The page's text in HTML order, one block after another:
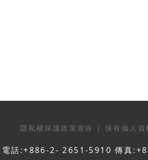
隱私權保護政策宣告 | 保有個人資
電話:+886-2- 2651-5910 傳真